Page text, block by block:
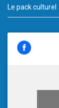
Le pack culturel